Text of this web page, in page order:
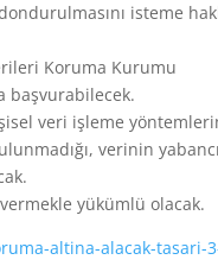
isteme
Koruma Kurumu
başvurabilecek.
veri işleme
verinin yabancı
yükümlü olacak.
altina-alacak-tasari-